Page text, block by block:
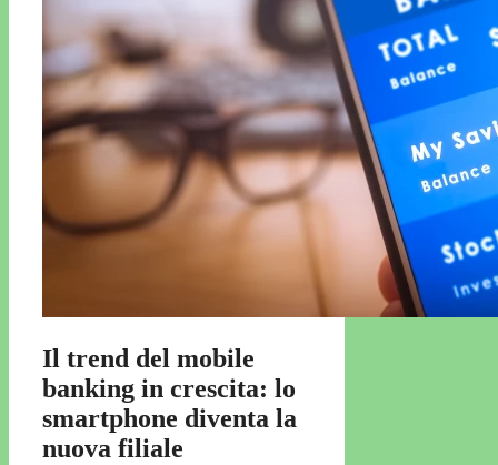
Il trend del mobile
banking in crescita: lo
smartphone diventa la
nuova filiale